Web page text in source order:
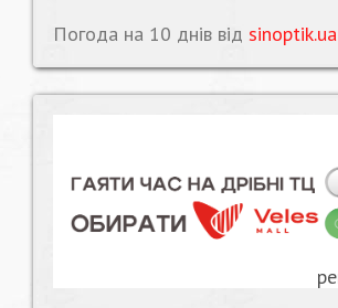
Погода на 10 днів від sinoptik.ua